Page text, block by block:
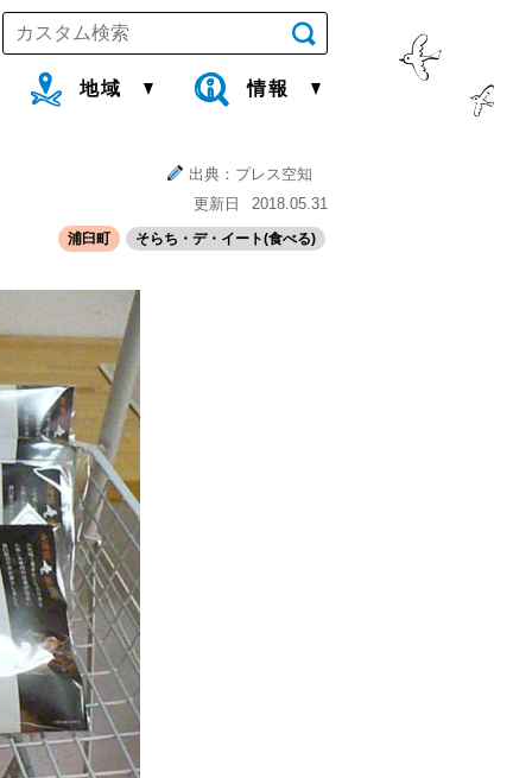
地域 情報
出典：プレス空知
更新日
2018.05.31
浦臼町 そらち・デ・イート(食べる)